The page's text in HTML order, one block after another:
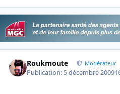
Roukmoute Modérateur
Publication: 5 décembre 2009